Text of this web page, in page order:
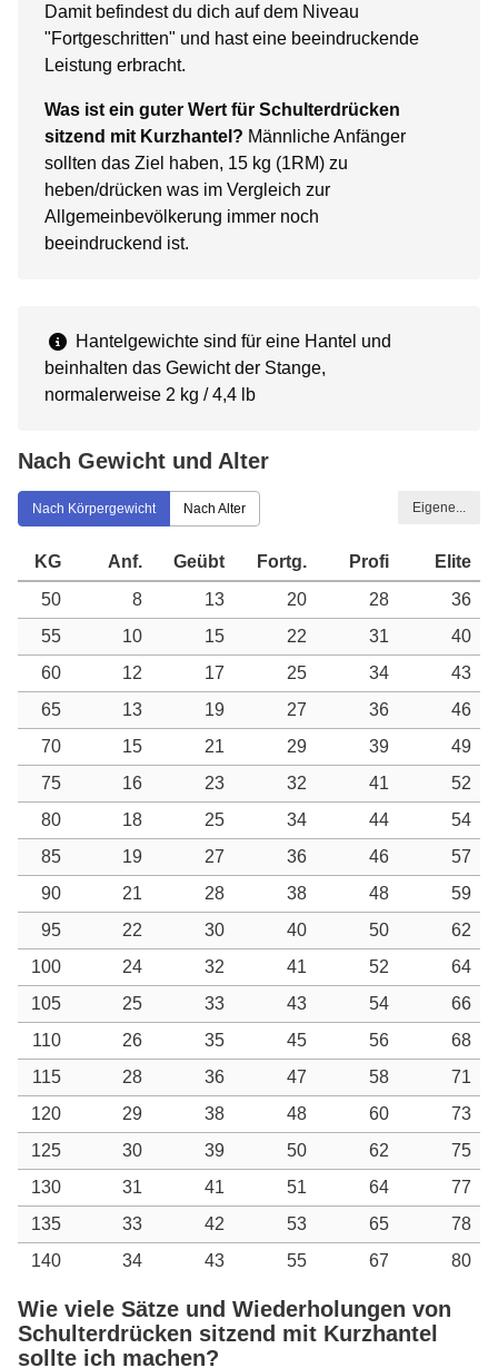
Damit befindest du dich auf dem Niveau
"Fortgeschritten" und hast eine beeindruckende
Leistung erbracht.
Was ist ein guter Wert für Schulterdrücken
sitzend mit Kurzhantel? Männliche Anfänger
sollten das Ziel haben, 15 kg (1RM) zu
heben/drücken was im Vergleich zur
Allgemeinbevölkerung immer noch
beeindruckend ist.
Hantelgewichte sind für eine Hantel und
beinhalten das Gewicht der Stange,
normalerweise 2 kg / 4,4 lb
Nach Gewicht und Alter
Nach Körpergewicht Nach Alter Eigene...
KG Anf. Geübt Fortg. Profi
Elite
50
8 13 20 28
36
55
10 15 22 31
40
60
12 17 25 34
43
65
13 19 27 36
46
70
15 21 29 39
49
75
16 23 32 41
52
80
18 25 34 44
54
85
19 27 36 46
57
90
21 28 38 48
59
95
22 30 40 50
62
100
24 32 41 52
64
105
25 33 43 54
66
110
26 35 45 56
68
115
28 36 47 58
71
120
29 38 48 60
73
125
30 39 50 62
75
130
31 41 51 64
77
135
33 42 53 65
78
140
34 43 55 67 80
Wie viele Sätze und Wiederholungen von
Schulterdrücken sitzend mit Kurzhantel
sollte ich machen?